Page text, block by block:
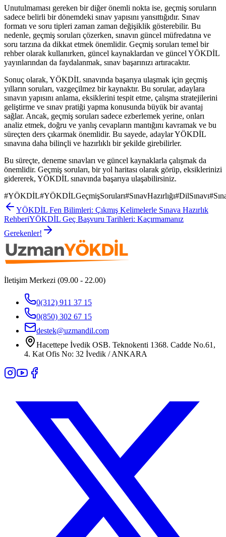
Unutulmaması gereken bir diğer önemli nokta ise, geçmiş soruların
sadece belirli bir dönemdeki sınav yapısını yansıttığıdır. Sınav
formatı ve soru tipleri zaman zaman değişiklik gösterebilir. Bu
nedenle, geçmiş soruları çözerken, sınavın güncel müfredatına ve
soru tarzına da dikkat etmek önemlidir. Geçmiş soruları temel bir
rehber olarak kullanırken, güncel kaynaklardan ve güncel YÖKDİL
yayınlarından da faydalanmak, sınav başarınızı artıracaktır.
Sonuç olarak, YÖKDİL sınavında başarıya ulaşmak için geçmiş
yılların soruları, vazgeçilmez bir kaynaktır. Bu sorular, adaylara
sınavın yapısını anlama, eksiklerini tespit etme, çalışma stratejilerini
geliştirme ve sınav pratiği yapma konusunda büyük bir avantaj
sağlar. Ancak, geçmiş soruları sadece ezberlemek yerine, onları
analiz etmek, doğru ve yanlış cevapların mantığını kavramak ve bu
süreçten ders çıkarmak önemlidir. Bu sayede, adaylar YÖKDİL
sınavına daha bilinçli ve hazırlıklı bir şekilde girebilirler.
Bu süreçte, deneme sınavları ve güncel kaynaklarla çalışmak da
önemlidir. Geçmiş soruları, bir yol haritası olarak görüp, eksiklerinizi
gidererek, YÖKDİL sınavında başarıya ulaşabilirsiniz.
#YÖKDİL#YÖKDİLGeçmişSoruları#SınavHazırlığı#DilSınavı#
YÖKDİL Fen Bilimleri: Çıkmış Kelimelerle Sınava Hazırlık
RehberiYÖKDİL Geç Başvuru Tarihleri: Kaçırmamanız
Gerekenler!
İletişim Merkezi (09.00 - 22.00)
0(312) 911 37 15
0(850) 302 67 15
destek@uzmandil.com
Hacettepe İvedik OSB. Teknokenti 1368. Cadde No.61,
4. Kat Ofis No: 32 İvedik / ANKARA